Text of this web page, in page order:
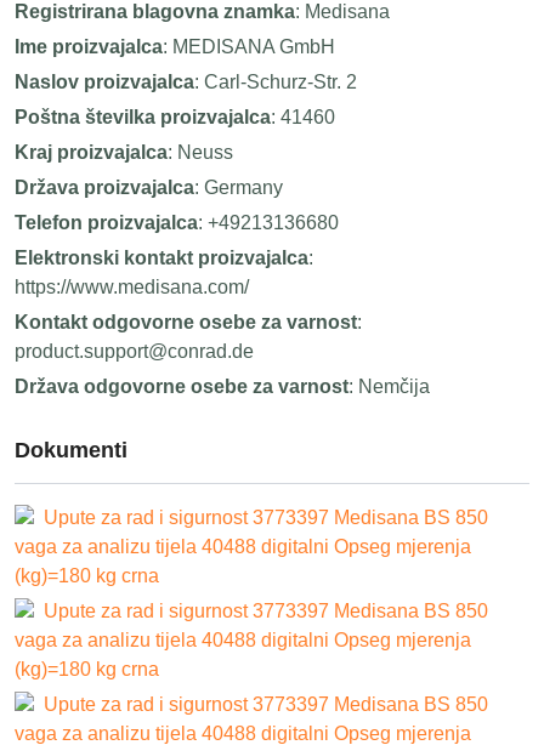
Registrirana blagovna znamka: Medisana
Ime proizvajalca: MEDISANA GmbH
Naslov proizvajalca: Carl-Schurz-Str. 2
Poštna številka proizvajalca: 41460
Kraj proizvajalca: Neuss
Država proizvajalca: Germany
Telefon proizvajalca: +49213136680
Elektronski kontakt proizvajalca:
https://www.medisana.com/
Kontakt odgovorne osebe za varnost:
product.support@conrad.de
Država odgovorne osebe za varnost: Nemčija
Dokumenti
Upute za rad i sigurnost 3773397 Medisana BS 850
vaga za analizu tijela 40488 digitalni Opseg mjerenja
(kg)=180 kg crna
Upute za rad i sigurnost 3773397 Medisana BS 850
vaga za analizu tijela 40488 digitalni Opseg mjerenja
(kg)=180 kg crna
Upute za rad i sigurnost 3773397 Medisana BS 850
vaga za analizu tijela 40488 digitalni Opseg mjerenja